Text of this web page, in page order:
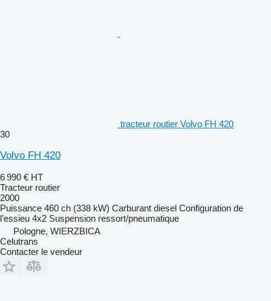
tracteur routier Volvo FH 420
30
Volvo FH 420
6 990 € HT
Tracteur routier
2000
Puissance 460 ch (338 kW) Carburant diesel Configuration de
l'essieu 4x2 Suspension ressort/pneumatique
Pologne, WIERZBICA
Celutrans
Contacter le vendeur